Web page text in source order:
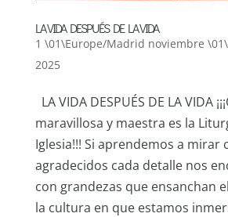
LA VIDA DESPUÉS DE LA VIDA
1 \01\Europe/Madrid noviembre
2025
LA VIDA DESPUÉS DE LA VIDA
maravillosa y maestra es la
Iglesia!!! Si aprendemos a mirar
agradecidos cada detalle nos
con grandezas que ensanchan
la cultura en que estamos